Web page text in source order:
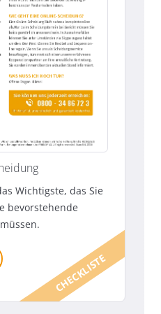
CHECKLISTE
Wichtigste, das Sie
bevorstehende